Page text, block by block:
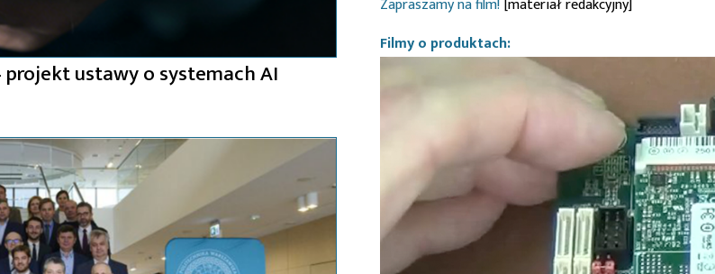
ustawy o systemach AI
Zapraszamy na film![materiał redakcyjny]
Filmy o produktach: